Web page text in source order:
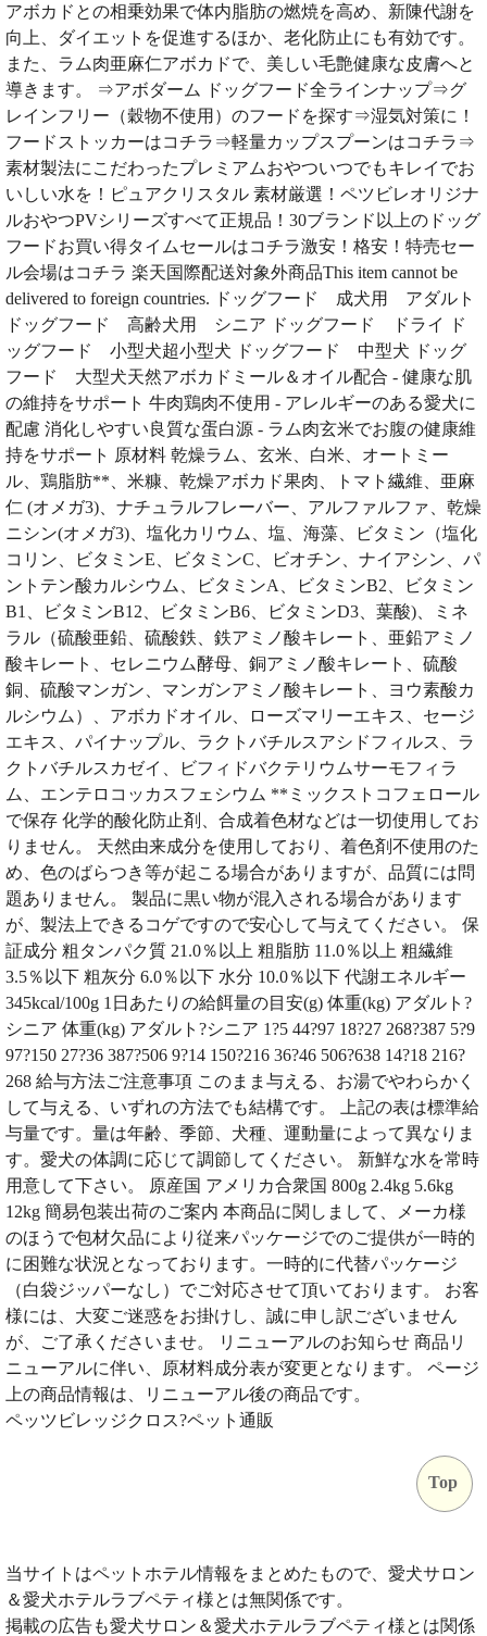
アボカドとの相乗効果で体内脂肪の燃焼を高め、新陳代謝を
向上、ダイエットを促進するほか、老化防止にも有効です。
また、ラム肉亜麻仁アボカドで、美しい毛艶健康な皮膚へと
導きます。 ⇒アボダーム ドッグフード全ラインナップ⇒グ
レインフリー（穀物不使用）のフードを探す⇒湿気対策に！
フードストッカーはコチラ⇒軽量カップスプーンはコチラ⇒
素材製法にこだわったプレミアムおやついつでもキレイでお
いしい水を！ピュアクリスタル 素材厳選！ペツビレオリジナ
ルおやつPVシリーズすべて正規品！30ブランド以上のドッグ
フードお買い得タイムセールはコチラ激安！格安！特売セー
ル会場はコチラ 楽天国際配送対象外商品This item cannot be
delivered to foreign countries. ドッグフード 成犬用 アダルト
ドッグフード 高齢犬用 シニア ドッグフード ドライ ド
ッグフード 小型犬超小型犬 ドッグフード 中型犬 ドッグ
フード 大型犬天然アボカドミール＆オイル配合 - 健康な肌
の維持をサポート 牛肉鶏肉不使用 - アレルギーのある愛犬に
配慮 消化しやすい良質な蛋白源 - ラム肉玄米でお腹の健康維
持をサポート 原材料 乾燥ラム、玄米、白米、オートミー
ル、鶏脂肪**、米糠、乾燥アボカド果肉、トマト繊維、亜麻
仁 (オメガ3)、ナチュラルフレーバー、アルファルファ、乾燥
ニシン(オメガ3)、塩化カリウム、塩、海藻、ビタミン（塩化
コリン、ビタミンE、ビタミンC、ビオチン、ナイアシン、パ
ントテン酸カルシウム、ビタミンA、ビタミンB2、ビタミン
B1、ビタミンB12、ビタミンB6、ビタミンD3、葉酸)、ミネ
ラル（硫酸亜鉛、硫酸鉄、鉄アミノ酸キレート、亜鉛アミノ
酸キレート、セレニウム酵母、銅アミノ酸キレート、硫酸
銅、硫酸マンガン、マンガンアミノ酸キレート、ヨウ素酸カ
ルシウム）、アボカドオイル、ローズマリーエキス、セージ
エキス、パイナップル、ラクトバチルスアシドフィルス、ラ
クトバチルスカゼイ、ビフィドバクテリウムサーモフィラ
ム、エンテロコッカスフェシウム **ミックストコフェロール
で保存 化学的酸化防止剤、合成着色材などは一切使用してお
りません。 天然由来成分を使用しており、着色剤不使用のた
め、色のばらつき等が起こる場合がありますが、品質には問
題ありません。 製品に黒い物が混入される場合があります
が、製法上できるコゲですので安心して与えてください。 保
証成分 粗タンパク質 21.0％以上 粗脂肪 11.0％以上 粗繊維
3.5％以下 粗灰分 6.0％以下 水分 10.0％以下 代謝エネルギー
345kcal/100g 1日あたりの給餌量の目安(g) 体重(kg) アダルト?
シニア 体重(kg) アダルト?シニア 1?5 44?97 18?27 268?387 5?9
97?150 27?36 387?506 9?14 150?216 36?46 506?638 14?18 216?
268 給与方法ご注意事項 このまま与える、お湯でやわらかく
して与える、いずれの方法でも結構です。 上記の表は標準給
与量です。量は年齢、季節、犬種、運動量によって異なりま
す。愛犬の体調に応じて調節してください。 新鮮な水を常時
用意して下さい。 原産国 アメリカ合衆国 800g 2.4kg 5.6kg
12kg 簡易包装出荷のご案内 本商品に関しまして、メーカ様
のほうで包材欠品により従来パッケージでのご提供が一時的
に困難な状況となっております。一時的に代替パッケージ
（白袋ジッパーなし）でご対応させて頂いております。 お客
様には、大変ご迷惑をお掛けし、誠に申し訳ございません
が、ご了承くださいませ。 リニューアルのお知らせ 商品リ
ニューアルに伴い、原材料成分表が変更となります。 ページ
上の商品情報は、リニューアル後の商品です。
ペッツビレッジクロス?ペット通販
Top
当サイトはペットホテル情報をまとめたもので、愛犬サロン
＆愛犬ホテルラブペティ様とは無関係です。
掲載の広告も愛犬サロン＆愛犬ホテルラブペティ様とは関係